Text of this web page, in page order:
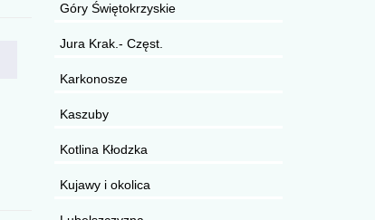
Góry Świętokrzyskie
Jura Krak.- Częst.
Karkonosze
Kaszuby
Kotlina Kłodzka
Kujawy i okolica